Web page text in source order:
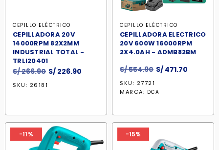
CEPILLO ELÉCTRICO
CEPILLADORA 20V
14000RPM 82X2MM
INDUSTRIAL TOTAL -
TRLI20401
S/266.90 El
S/ 226.90
S/ 226.90.
SKU: 26181
CEPILLO ELÉCTRICO
CEPILLADORA ELECTRICO
20V 600W 16000RPM
2X4.0AH - ADMB82BM
S/554.90 El
original
S/ 471.70
SKU: 27721
MARCA: DCA
-11% -15%